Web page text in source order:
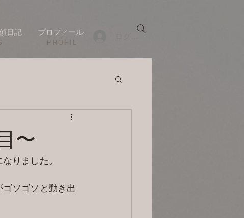
ログイン
日記 プロフィール
​PROFIL
〜
りました。
ソゴソと動き出